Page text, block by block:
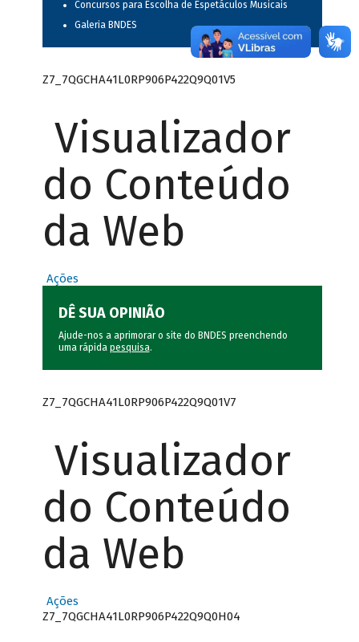
Concursos para Escolha de Espetáculos Musicais
Galeria BNDES
Z7_7QGCHA41L0RP906P422Q9Q01V5
Visualizador
do Conteúdo
da Web
Ações
DÊ SUA OPINIÃO
Ajude-nos a aprimorar o site do BNDES preenchendo
uma rápida pesquisa.
Z7_7QGCHA41L0RP906P422Q9Q01V7
Visualizador
do Conteúdo
da Web
Ações
Z7_7QGCHA41L0RP906P422Q9Q0H04